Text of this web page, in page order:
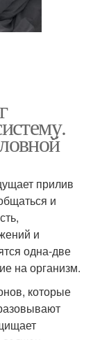
прилив
и
и
одна-две
на организм.
которые